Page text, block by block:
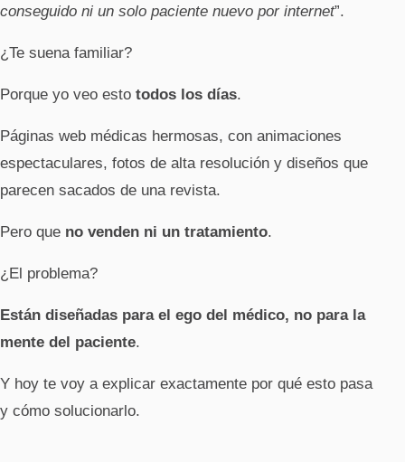
conseguido ni un solo paciente nuevo por internet”.
¿Te suena familiar?
Porque yo veo esto todos los días.
Páginas web médicas hermosas, con animaciones
espectaculares, fotos de alta resolución y diseños que
parecen sacados de una revista.
Pero que no venden ni un tratamiento.
¿El problema?
Están diseñadas para el ego del médico, no para la
mente del paciente.
Y hoy te voy a explicar exactamente por qué esto pasa
y cómo solucionarlo.